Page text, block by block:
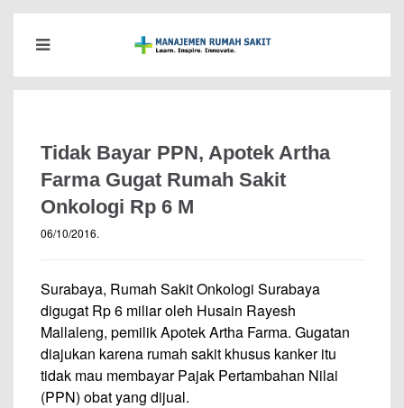
Tidak Bayar PPN, Apotek Artha
Farma Gugat Rumah Sakit
Onkologi Rp 6 M
06/10/2016.
Surabaya, Rumah Sakit Onkologi Surabaya
digugat Rp 6 miliar oleh Husain Rayesh
Mallaleng, pemilik Apotek Artha Farma. Gugatan
diajukan karena rumah sakit khusus kanker itu
tidak mau membayar Pajak Pertambahan Nilai
(PPN) obat yang dijual.